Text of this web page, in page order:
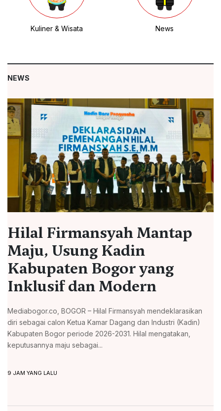
Kuliner & Wisata News
NEWS
Hilal Firmansyah Mantap
Maju, Usung Kadin
Kabupaten Bogor yang
Inklusif dan Modern
Mediabogor.co, BOGOR – Hilal Firmansyah mendeklarasikan
diri sebagai calon Ketua Kamar Dagang dan Industri (Kadin)
Kabupaten Bogor periode 2026-2031. Hilal mengatakan,
keputusannya maju sebagai...
9 JAM YANG LALU